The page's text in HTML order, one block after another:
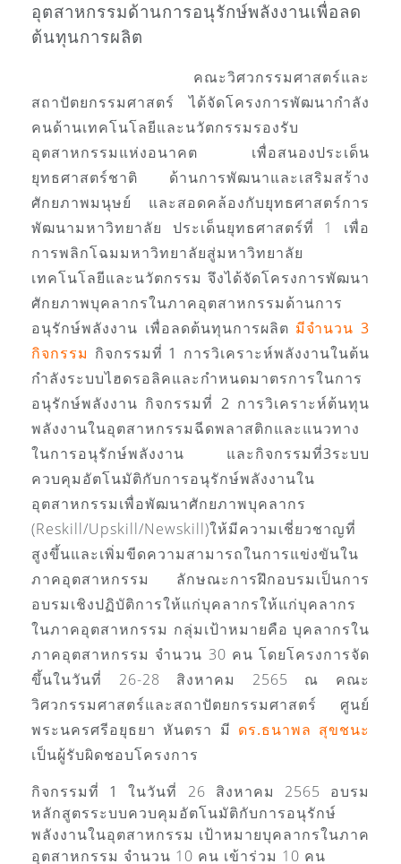
อุตสาหกรรมด้านการอนุรักษ์พลังงานเพื่อลด
ต้นทุนการผลิต
คณะวิศวกรรมศาสตร์และ
สถาปัตยกรรมศาสตร์ ได้จัดโครงการพัฒนากำลัง
คนด้านเทคโนโลยีและนวัตกรรมรองรับ
อุตสาหกรรมแห่งอนาคต เพื่อสนองประเด็น
ยุทธศาสตร์ชาติ ด้านการพัฒนาและเสริมสร้าง
ศักยภาพมนุษย์ และสอดคล้องกับยุทธศาสตร์การ
พัฒนามหาวิทยาลัย ประเด็นยุทธศาสตร์ที่ 1 เพื่อ
การพลิกโฉมมหาวิทยาลัยสู่มหาวิทยาลัย
เทคโนโลยีและนวัตกรรม จึงได้จัดโครงการพัฒนา
ศักยภาพบุคลากรในภาคอุตสาหกรรมด้านการ
อนุรักษ์พลังงาน เพื่อลดต้นทุนการผลิต มีจำนวน 3
กิจกรรม กิจกรรมที่ 1 การวิเคราะห์พลังงานในต้น
กำลังระบบไฮดรอลิคและกำหนดมาตรการในการ
อนุรักษ์พลังงาน กิจกรรมที่ 2 การวิเคราะห์ต้นทุน
พลังงานในอุตสาหกรรมฉีดพลาสติกและแนวทาง
ในการอนุรักษ์พลังงาน และกิจกรรมที่3ระบบ
ควบคุมอัตโนมัติกับการอนุรักษ์พลังงานใน
อุตสาหกรรมเพื่อพัฒนาศักยภาพบุคลากร
(Reskill/Upskill/Newskill)ให้มีความเชี่ยวชาญที่
สูงขึ้นและเพิ่มขีดความสามารถในการแข่งขันใน
ภาคอุตสาหกรรม ลักษณะการฝึกอบรมเป็นการ
อบรมเชิงปฏิบัติการให้แก่บุคลากรให้แก่บุคลากร
ในภาคอุตสาหกรรม กลุ่มเป้าหมายคือ บุคลากรใน
ภาคอุตสาหกรรม จำนวน 30 คน โดยโครงการจัด
ขึ้นในวันที่ 26-28 สิงหาคม 2565 ณ คณะ
วิศวกรรมศาสตร์และสถาปัตยกรรมศาสตร์ ศูนย์
พระนครศรีอยุธยา หันตรา มี ดร.ธนาพล สุขชนะ
เป็นผู้รับผิดชอบโครงการ
กิจกรรมที่ 1
ในวันที่ 26 สิงหาคม 2565 อบรม
หลักสูตรระบบควบคุมอัตโนมัติกับการอนุรักษ์
พลังงานในอุตสาหกรรม เป้าหมายบุคลากรในภาค
อุตสาหกรรม จำนวน 10 คน เข้าร่วม 10 คน